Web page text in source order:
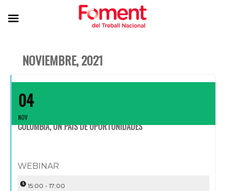
NOVIEMBRE, 2021
04
NOV
COLOMBIA, UN PAÍS DE OPORTUNIDADES
WEBINAR
15:00 - 17:00